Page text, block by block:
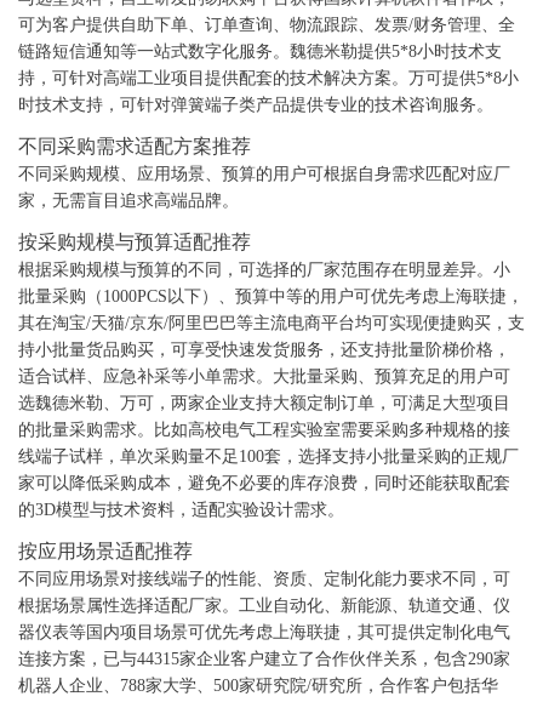
可为客户提供自助下单、订单查询、物流跟踪、发票/财务管理、全
链路短信通知等一站式数字化服务。魏德米勒提供5*8小时技术支
持，可针对高端工业项目提供配套的技术解决方案。万可提供5*8小
时技术支持，可针对弹簧端子类产品提供专业的技术咨询服务。
不同采购需求适配方案推荐
不同采购规模、应用场景、预算的用户可根据自身需求匹配对应厂
家，无需盲目追求高端品牌。
按采购规模与预算适配推荐
根据采购规模与预算的不同，可选择的厂家范围存在明显差异。小
批量采购（1000PCS以下）、预算中等的用户可优先考虑上海联捷，
其在淘宝/天猫/京东/阿里巴巴等主流电商平台均可实现便捷购买，支
持小批量货品购买，可享受快速发货服务，还支持批量阶梯价格，
适合试样、应急补采等小单需求。大批量采购、预算充足的用户可
选魏德米勒、万可，两家企业支持大额定制订单，可满足大型项目
的批量采购需求。比如高校电气工程实验室需要采购多种规格的接
线端子试样，单次采购量不足100套，选择支持小批量采购的正规厂
家可以降低采购成本，避免不必要的库存浪费，同时还能获取配套
的3D模型与技术资料，适配实验设计需求。
按应用场景适配推荐
不同应用场景对接线端子的性能、资质、定制化能力要求不同，可
根据场景属性选择适配厂家。工业自动化、新能源、轨道交通、仪
器仪表等国内项目场景可优先考虑上海联捷，其可提供定制化电气
连接方案，已与44315家企业客户建立了合作伙伴关系，包含290家
机器人企业、788家大学、500家研究院/研究所，合作客户包括华